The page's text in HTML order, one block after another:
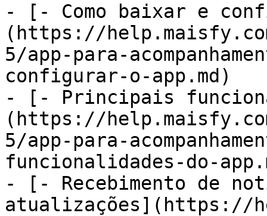
- [- Como baixar e
(https://
5/app-para-
configurar-o-app.md)
- [- Principais
(https://
5/app-para-
funcionalidades-do-
- [- Recebimento de
atualizações](https://